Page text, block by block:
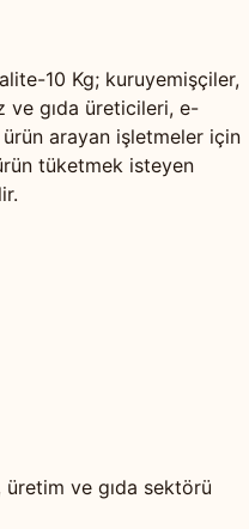
10 Kg; kuruyemişçiler,
ve gıda üreticileri, e-
ürün arayan işletmeler için
tüketmek isteyen
üretim ve gıda sektörü